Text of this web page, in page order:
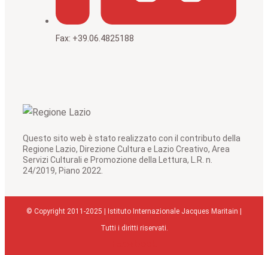
Fax: +39.06.4825188
Questo sito web è stato realizzato con il contributo della
Regione Lazio, Direzione Cultura e Lazio Creativo, Area
Servizi Culturali e Promozione della Lettura, L.R. n.
24/2019, Piano 2022.
© Copyright 2011-2025 | Istituto Internazionale Jacques Maritain |
Tutti i diritti riservati.